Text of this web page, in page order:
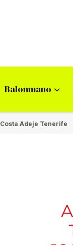
Balonmano
Costa Adeje Tenerife